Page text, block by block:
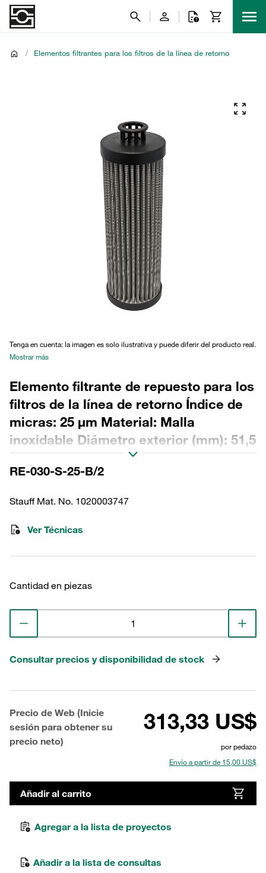
/ Elementos filtrantes para los filtros de la línea de retorno
Tenga en cuenta: la imagen es solo ilustrativa y puede diferir del producto real.
Mostrar más
Elemento filtrante de repuesto para los
filtros de la línea de retorno Índice de
micras: 25 µm Material: Malla
inoxidable Diámetro exterior (mm): 51,5
Diámetro interior (mm): 22,3 Longitud
(mm): 170 Sellado: NBR, relación β >2
RE-030-S-25-B/2
Stauff Mat. No. 1020003747
Ver Técnicas
Cantidad en piezas
Consultar precios y disponibilidad de stock
Precio de Web (Inicie
sesión para obtener su
precio neto)
313,33 US$
por pedazo
Envío a partir de 15,00 US$
Añadir al carrito
Agregar a la lista de proyectos
Añadir a la lista de consultas